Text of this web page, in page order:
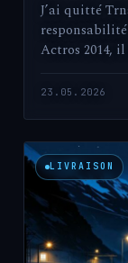
J’ai quitté
Actros 2014,
23.05.2026
LIVRAISON